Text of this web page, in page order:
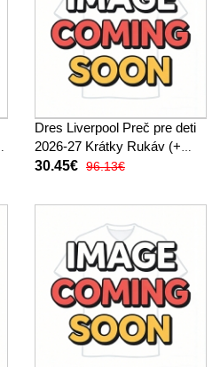
Dres Liverpool Preč pre deti
2026-27 Krátky Rukáv (+
trenírky)
30.45€ 96.13€